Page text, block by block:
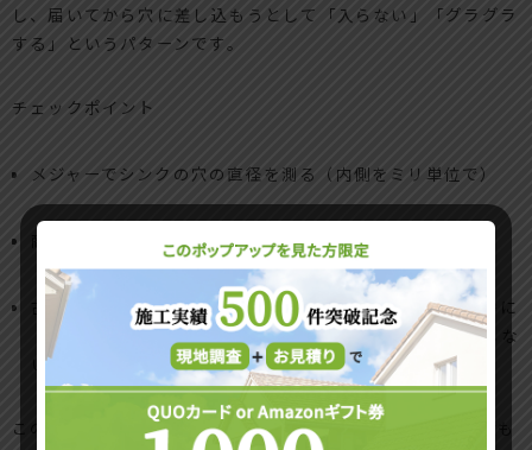
し、届いてから穴に差し込もうとして「入らない」「グラグラ
する」というパターンです。
チェックポイント
メジャーでシンクの穴の直径を測る（内側をミリ単位で）
商品ページの「適合穴径」を必ず確認
古いステンレス天板は周りがサビで薄くなり、締め付け時に
「ペコン」と変形することもあるため、無理に増し締めしな
い
この穴径と天板の状態を押さえておくと、工事費込みの見積も